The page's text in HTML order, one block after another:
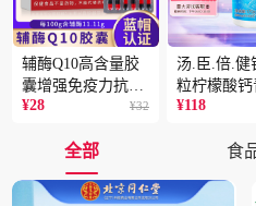
辅酶Q10高含量胶
囊增强免疫力抗氧
化蓝帽保健食品批
¥28 ¥32
汤.臣.倍.健
粒柠檬酸钙
成人补钙
¥118
全部 食